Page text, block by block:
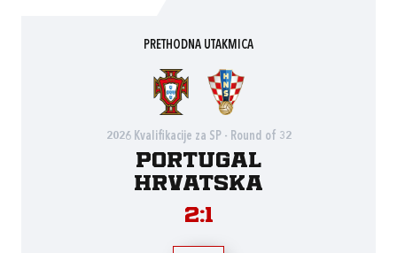
PRETHODNA UTAKMICA
2026 Kvalifikacije za SP - Round of 32
Portugal
Hrvatska
2:1